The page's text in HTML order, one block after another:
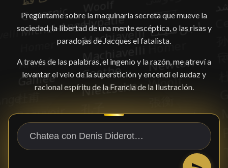
Pregúntame sobre la maquinaria secreta que mueve la
sociedad, la libertad de una mente escéptica, o las risas y
paradojas de Jacques el fatalista.
A través de las palabras, el ingenio y la razón, me atreví a
levantar el velo de la superstición y encendí el audaz y
racional espíritu de la Francia de la Ilustración.